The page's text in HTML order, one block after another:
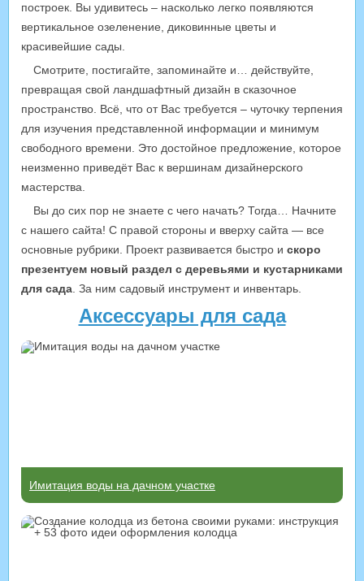
построек. Вы удивитесь – насколько легко появляются
вертикальное озеленение, диковинные цветы и
красивейшие сады.
Смотрите, постигайте, запоминайте и… действуйте,
превращая свой ландшафтный дизайн в сказочное
пространство. Всё, что от Вас требуется – чуточку терпения
для изучения представленной информации и минимум
свободного времени. Это достойное предложение, которое
неизменно приведёт Вас к вершинам дизайнерского
мастерства.
Вы до сих пор не знаете с чего начать? Тогда… Начните
с нашего сайта! С правой стороны и вверху сайта — все
основные рубрики. Проект развивается быстро и скоро
презентуем новый раздел с деревьями и кустарниками
для сада . За ним садовый инструмент и инвентарь.
Аксессуары для сада
Имитация воды на дачном участке